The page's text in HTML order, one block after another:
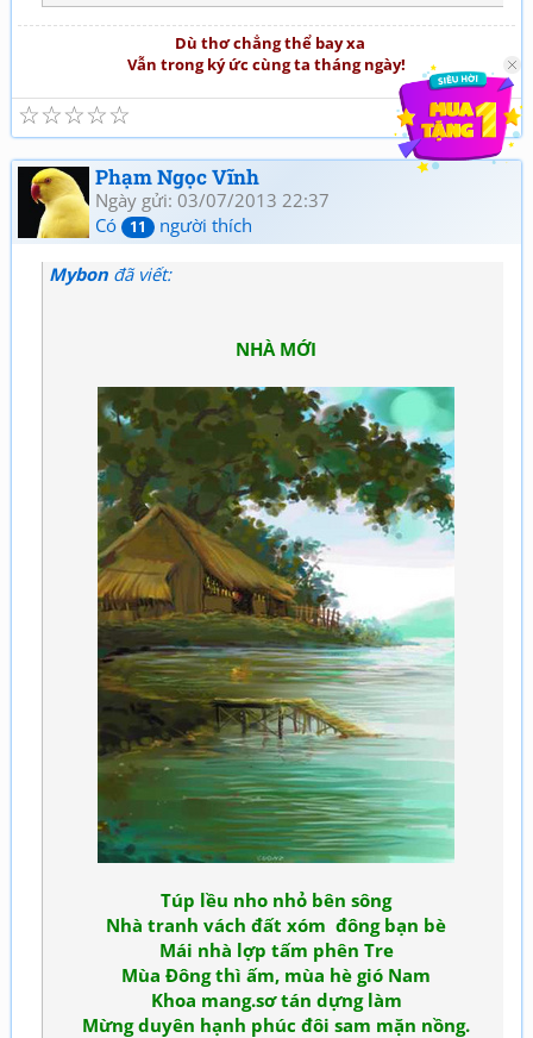
Dù thơ chẳng thể bay xa
Vẫn trong ký ức cùng ta tháng ngày!
☆
☆
☆
☆
☆
Phạm Ngọc Vĩnh
Ngày gửi: 03/07/2013 22:37
Có
11 người thích
Mybon đã viết:
NHÀ MỚI
Túp lều nho nhỏ bên sông
Nhà tranh vách đất xóm đông bạn bè
Mái nhà lợp tấm phên Tre
Mùa Đông thì ấm, mùa hè gió Nam
Khoa mang.sơ tán dựng làm
Mừng duyên hạnh phúc đôi sam mặn nồng.